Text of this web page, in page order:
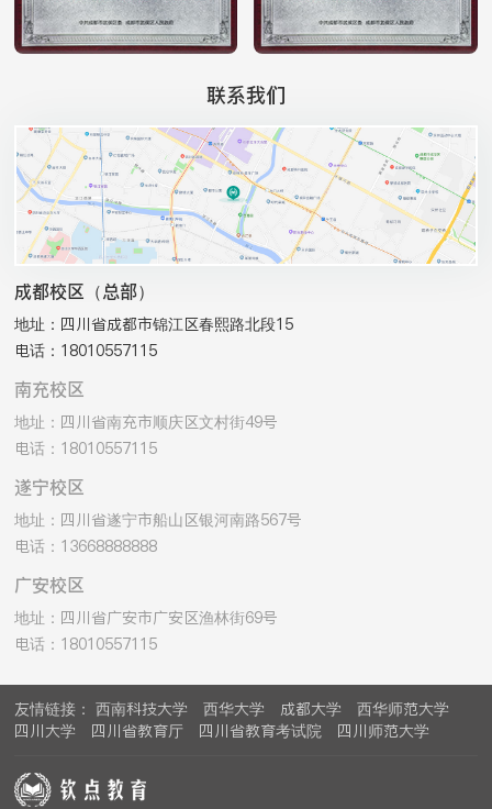
联系我们
成都校区（总部）
地址： 四川省成都市锦江区春熙路北段15
电话： 18010557115
南充校区
地址： 四川省南充市顺庆区文村街49号
电话： 18010557115
遂宁校区
地址： 四川省遂宁市船山区银河南路567号
电话： 13668888888
广安校区
地址： 四川省广安市广安区渔林街69号
电话： 18010557115
友情链接：西南科技大学 西华大学 成都大学
西华师范大学
四川大学
四川省教育厅 四川省教育考试院 四川师范大学